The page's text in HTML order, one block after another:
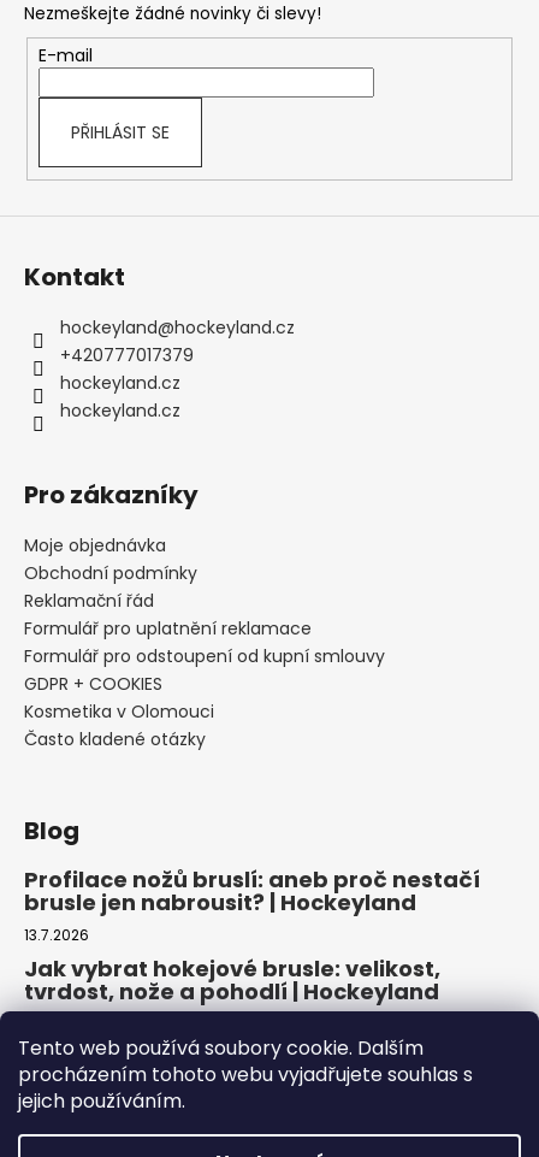
Tento web používá soubory cookie. Dalším
procházením tohoto webu vyjadřujete souhlas s
jejich používáním.
Nezmeškejte žádné novinky či slevy!
E-mail
PŘIHLÁSIT SE
Kontakt
hockeyland@hockeyland.cz
+420777017379
hockeyland.cz
hockeyland.cz
Pro zákazníky
Moje objednávka
Obchodní podmínky
Reklamační řád
Formulář pro uplatnění reklamace
Formulář pro odstoupení od kupní smlouvy
GDPR + COOKIES
Kosmetika v Olomouci
Často kladené otázky
Blog
Profilace nožů bruslí: aneb proč nestačí
brusle jen nabrousit? | Hockeyland
13.7.2026
Jak vybrat hokejové brusle: velikost,
tvrdost, nože a pohodlí | Hockeyland
Jak vybrat inline brusle: praktický
průvodce pro pohodlnou a bezpečnou
jízdu | Hockeyland
22.6.2026